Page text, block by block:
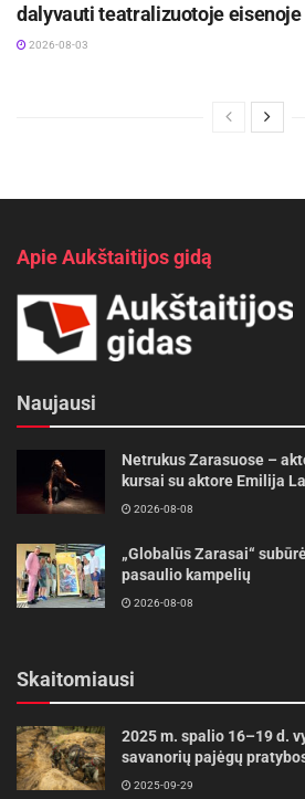
dalyvauti teatralizuotoje eisenoje
2026-08-03
Apie Aukštaitijos gidą
Naujausi
Netrukus Zarasuose –
kursai su aktore Emilija
2026-08-08
„Globalūs Zarasai“
pasaulio kampelių
2026-08-08
Skaitomiausi
2025 m. spalio 16–19 d.
savanorių pajėgų
2025-09-29